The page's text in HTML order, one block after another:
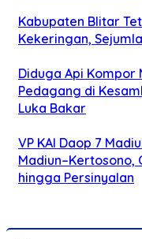
Kabupaten Blitar
Kekeringan,
Diduga Api Kompor
Pedagang di
Luka Bakar
VP KAI Daop 7
Madiun–Kertosono,
hingga Persinyalan